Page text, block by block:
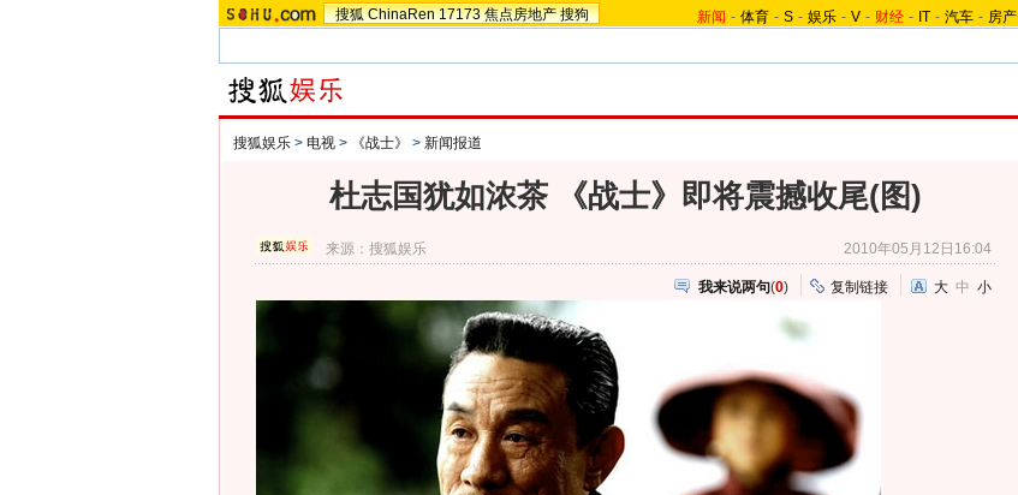
搜狐 ChinaRen 17173 焦点房地产 搜狗 新闻 - 体育 - S - 娱乐 - V - 财经 - IT - 汽车 - 房产
搜狐娱乐 > 电视 > 《战士》 > 新闻报道
杜志国犹如浓茶 《战士》即将震撼收尾(图)
来源：搜狐娱乐 2010年05月12日16:04
我来说两句(0) 复制链接 大 中 小